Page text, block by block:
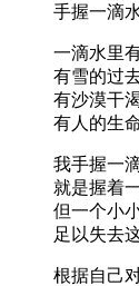
手握一滴
一滴水里
有雪的过
有沙漠干
有人的生
我手握一
就是握着
但一个小
足以失去
根据自己